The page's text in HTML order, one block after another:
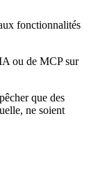
de travail
et de service
logiciels
fonctionnalités
ou de MCP sur
que des
ne soient